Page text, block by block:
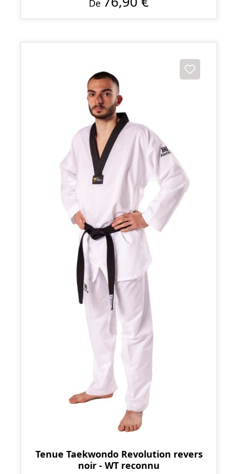
De
Tenue Taekwondo Revolution revers
noir - WT reconnu